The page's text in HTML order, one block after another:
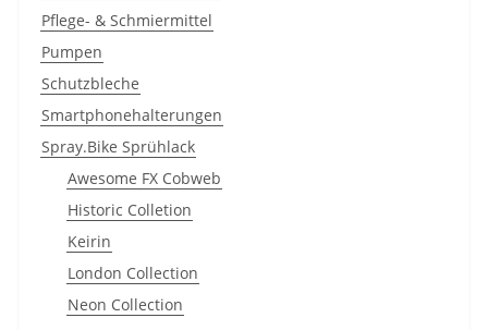
Pflege- & Schmiermittel
Pumpen
Schutzbleche
Smartphonehalterungen
Spray.Bike Sprühlack
Awesome FX Cobweb
Historic Colletion
Keirin
London Collection
Neon Collection